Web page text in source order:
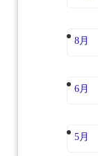
8月
6月
5月